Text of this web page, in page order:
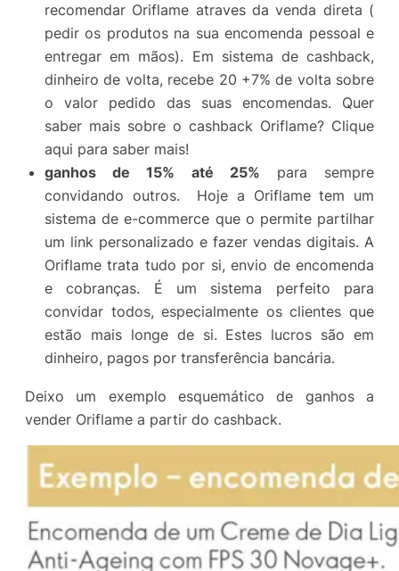
recomendar Oriflame atraves da venda direta (
pedir os produtos na sua encomenda pessoal e
entregar em mãos). Em sistema de cashback,
dinheiro de volta, recebe 20 +7% de volta sobre
o valor pedido das suas encomendas. Quer
saber mais sobre o cashback Oriflame? Clique
aqui para saber mais!
ganhos de 15% até 25% para sempre
convidando outros. Hoje a Oriflame tem um
sistema de e-commerce que o permite partilhar
um link personalizado e fazer vendas digitais. A
Oriflame trata tudo por si, envio de encomenda
e cobranças. É um sistema perfeito para
convidar todos, especialmente os clientes que
estão mais longe de si. Estes lucros são em
dinheiro, pagos por transferência bancária.
Deixo um exemplo esquemático de ganhos a
vender Oriflame a partir do cashback.